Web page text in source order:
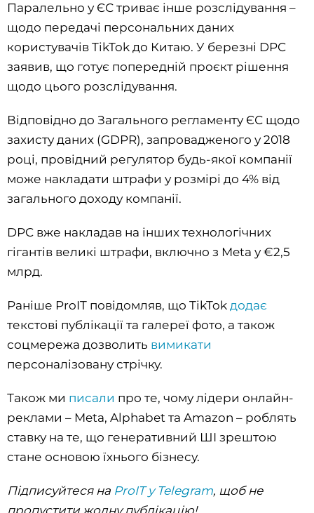
Паралельно у ЄС триває інше розслідування –
щодо передачі персональних даних
користувачів TikTok до Китаю. У березні DPC
заявив, що готує попередній проєкт рішення
щодо цього розслідування.
Відповідно до Загального регламенту ЄС щодо
захисту даних (GDPR), запровадженого у 2018
році, провідний регулятор будь-якої компанії
може накладати штрафи у розмірі до 4% від
загального доходу компанії.
DPC вже накладав на інших технологічних
гігантів великі штрафи, включно з Meta у €2,5
млрд.
Раніше ProIT повідомляв, що TikTok додає
текстові публікації та галереї фото, а також
соцмережа дозволить вимикати
персоналізовану стрічку.
Також ми писали про те, чому лідери онлайн-
реклами – Meta, Alphabet та Amazon – роблять
ставку на те, що генеративний ШІ зрештою
стане основою їхнього бізнесу.
Підписуйтеся на ProIT у Telegram, щоб не